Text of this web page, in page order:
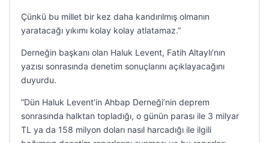
Çünkü bu millet bir kez daha kandırılmış olmanın
yaratacağı yıkımı kolay kolay atlatamaz.”
Derneğin başkanı olan Haluk Levent, Fatih Altaylı’nın
yazısı sonrasında denetim sonuçlarını açıklayacağını
duyurdu.
“Dün Haluk Levent’in Ahbap Derneği’nin deprem
sonrasında halktan topladığı, o günün parası ile 3 milyar
TL ya da 158 milyon doları nasıl harcadığı ile ilgili